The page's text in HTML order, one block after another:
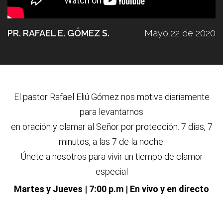
PR. RAFAEL E. GÓMEZ S. Mayo 22 de 2020
El pastor Rafael Eliú Gómez nos motiva diariamente
para levantarnos
en oración y clamar al Señor por protección. 7 días, 7
minutos, a las 7 de la noche.
Únete a nosotros para vivir un tiempo de clamor
especial
Martes y Jueves | 7:00 p.m | En vivo y en directo